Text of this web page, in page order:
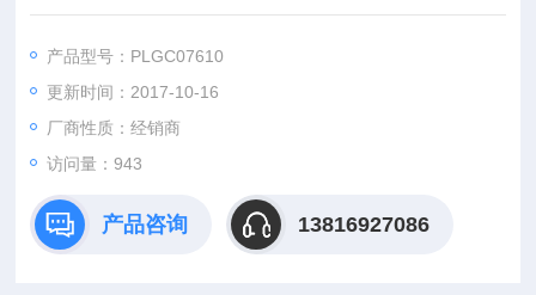
商标名称: Ultracel
产品型号：PLGC07610
更新时间：2017-10-16
厂商性质：经销商
访问量：943
产品咨询 13816927086